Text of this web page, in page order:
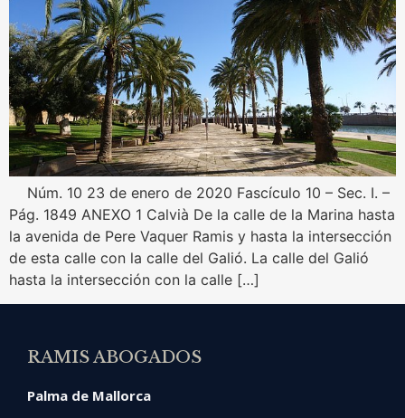
Núm. 10 23 de enero de 2020 Fascículo 10 – Sec. I. –
Pág. 1849 ANEXO 1 Calvià De la calle de la Marina hasta
la avenida de Pere Vaquer Ramis y hasta la intersección
de esta calle con la calle del Galió. La calle del Galió
hasta la intersección con la calle […]
RAMIS ABOGADOS
Palma de Mallorca